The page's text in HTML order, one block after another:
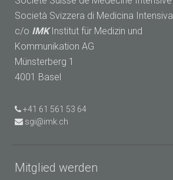
Società Svizzera di Medicina Intensiva
c/o IMKInstitut für Medizin und
Kommunikation AG
Münsterberg 1
4001 Basel
+41 61 561 53 64
sgi@imk.ch
Mitglied werden